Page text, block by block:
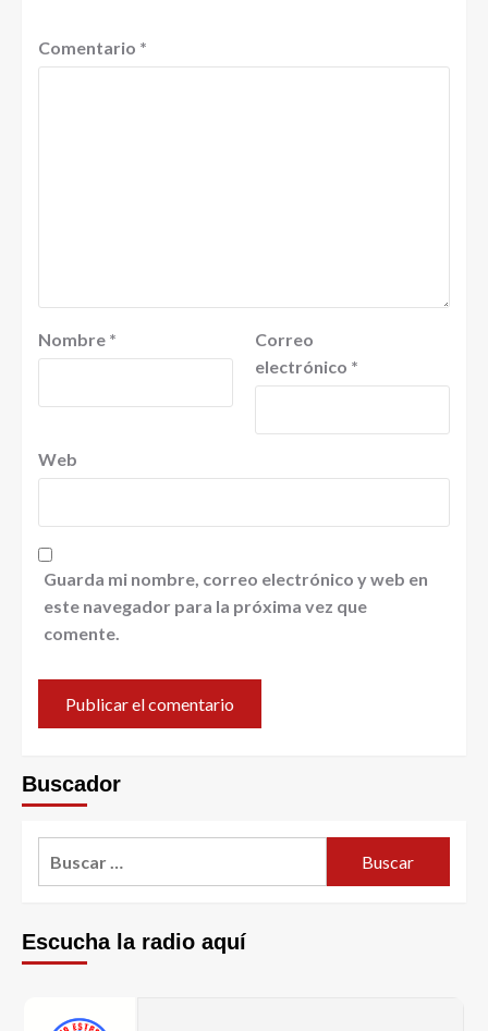
Comentario *
Nombre *
Correo
electrónico *
Web
Guarda mi nombre, correo electrónico y web en
este navegador para la próxima vez que
comente.
Buscador
Escucha la radio aquí